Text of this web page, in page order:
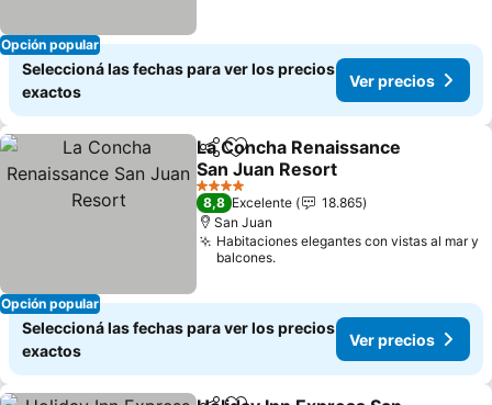
Opción popular
Seleccioná las fechas para ver los precios
exactos
Ver precios
Opción popular
CompartirAñadir a favoritos
La Concha Renaissance
San Juan Resort
4 Estrellas
8,8 Excelente
18.865
San Juan
Habitaciones elegantes con vistas al mar y
balcones.
Seleccioná las fechas para ver los precios
exactos
Ver precios